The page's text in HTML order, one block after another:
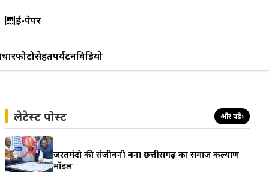
ई-पेपर
फोटोसेहतपर्यटनविडियो
लेटेस्ट पोस्ट और पढ़ें›
जरूरतमंदो की संजीवनी बना छत्तीसगढ़ का समाज कल्याण
मॉडल